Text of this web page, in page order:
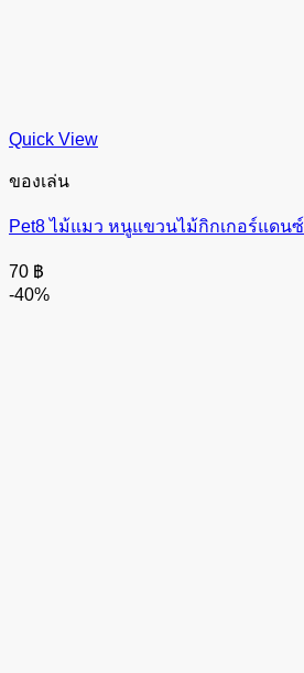
Quick View
ของเล่น
Pet8 ไม้แมว หนูแขวนไม้กิกเกอร์แดนซ์
70 ฿
-40%